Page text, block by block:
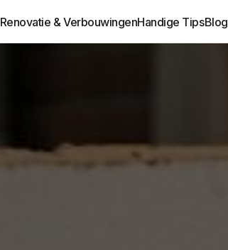
Renovatie & VerbouwingenHandige TipsBlog